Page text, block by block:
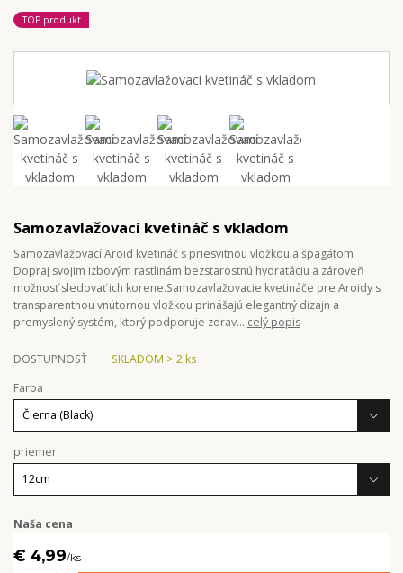
TOP produkt
Samozavlažovací kvetináč s vkladom
Samozavlažovací Aroid kvetináč s priesvitnou vložkou a špagátom
Dopraj svojim izbovým rastlinám bezstarostnú hydratáciu a zároveň
možnosť sledovať ich korene.Samozavlažovacie kvetináče pre Aroidy s
transparentnou vnútornou vložkou prinášajú elegantný dizajn a
premyslený systém, ktorý podporuje zdrav... celý popis
DOSTUPNOSŤ
SKLADOM > 2 ks
Farba
priemer
Naša cena
€ 4,99/ks